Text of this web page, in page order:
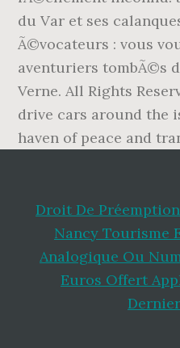
Droit De
Nancy Tourisme
Analogique Ou
Euros Offert